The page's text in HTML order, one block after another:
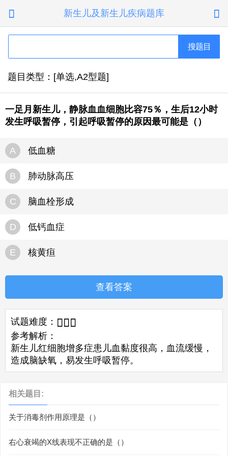
 新生儿及新生儿疾病题库 
搜题目
题目类型：[单选,A2型题]
一足月新生儿，静脉血血细胞比容75％，生后12小时
发生呼吸暂停，引起呼吸暂停的原因最可能是（）
A 低血糖
B 肺动脉高压
C 脑血栓形成
D 低钙血症
E 核黄疸
查看答案
试题难度：   
参考解析：
新生儿红细胞增多症患儿血黏度很高，血流缓慢，
造成脑缺氧，易发生呼吸暂停。
相关题目:
关于消毒剂作用原理是（）
右心衰竭的X线表现不正确的是（）